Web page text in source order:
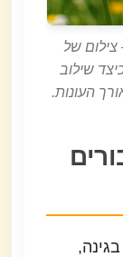
של
שילוב
העונות.